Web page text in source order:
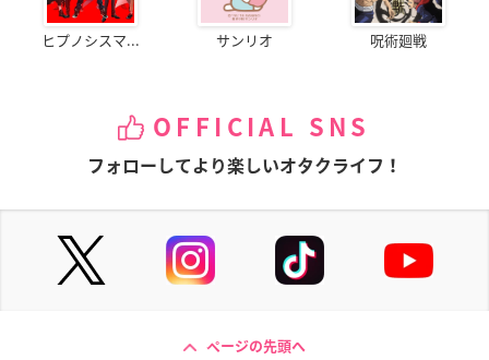
ヒプノシスマ... サンリオ 呪術廻戦
OFFICIAL SNS
フォローしてより楽しいオタクライフ！
ページの先頭へ